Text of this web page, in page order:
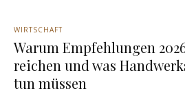
WIRTSCHAFT
Warum Empfehlungen
reichen und was
tun müssen